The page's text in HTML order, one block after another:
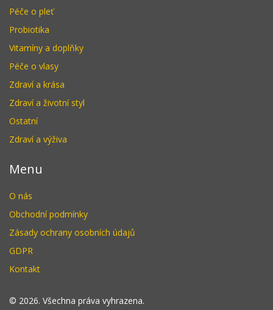
Péče o pleť
Probiotika
Vitamíny a doplňky
Péče o vlasy
Zdraví a krása
Zdraví a životní styl
Ostatní
Zdraví a výživa
Menu
O nás
Obchodní podmínky
Zásady ochrany osobních údajů
GDPR
Kontakt
© 2026. Všechna práva vyhrazena.